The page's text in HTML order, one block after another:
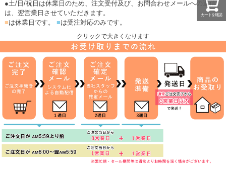
カートを確認
●土/日/祝日は休業日のため、注文受付及び、お問合わせメールへの返信
は、翌営業日させていただきます。
■は休業日です。 ■は受注対応のみです。
クリックで大きくなります